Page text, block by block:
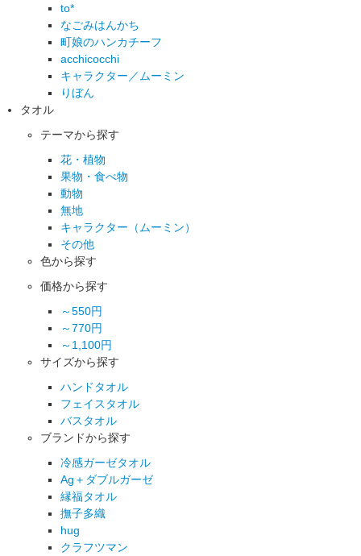
to*
なごみはんかち
町娘のハンカチーフ
acchicocchi
キャラクター／ムーミン
りぼん
タオル
テーマから探す
花・植物
果物・食べ物
動物
無地
キャラクター（ムーミン）
その他
色から探す
価格から探す
～550円
～770円
～1,100円
サイズから探す
ハンドタオル
フェイスタオル
バスタオル
ブランドから探す
冷感ガーゼタオル
Ag＋ダブルガーゼ
縁福タオル
撫子多織
hug
クラフツマン